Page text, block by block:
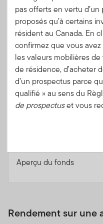
pas offerts en vertu
proposés qu’à certains
résident au Canada. En
confirmez que vous
les valeurs mobilières
de résidence, d’acheter
d’un prospectus parce
qualifié » au sens du
de prospectuset vous
Le contenu de ce site
considéré comme une
services ou de fonds, ni
placement, juridique ou
1 an
Date de création
Aperçu du fonds
Fin du mois
Au 30/04/2026
Aperçu du fonds
Rendement sur une